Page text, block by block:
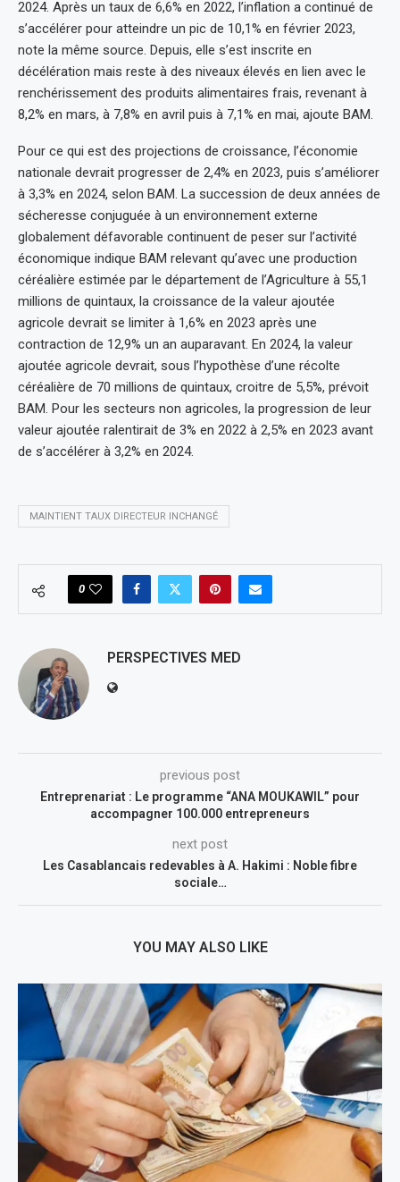
2024. Après un taux de 6,6% en 2022, l’inflation a continué de
s’accélérer pour atteindre un pic de 10,1% en février 2023,
note la même source. Depuis, elle s’est inscrite en
décélération mais reste à des niveaux élevés en lien avec le
renchérissement des produits alimentaires frais, revenant à
8,2% en mars, à 7,8% en avril puis à 7,1% en mai, ajoute BAM.
Pour ce qui est des projections de croissance, l’économie
nationale devrait progresser de 2,4% en 2023, puis s’améliorer
à 3,3% en 2024, selon BAM. La succession de deux années de
sécheresse conjuguée à un environnement externe
globalement défavorable continuent de peser sur l’activité
économique indique BAM relevant qu’avec une production
céréalière estimée par le département de l’Agriculture à 55,1
millions de quintaux, la croissance de la valeur ajoutée
agricole devrait se limiter à 1,6% en 2023 après une
contraction de 12,9% un an auparavant. En 2024, la valeur
ajoutée agricole devrait, sous l’hypothèse d’une récolte
céréalière de 70 millions de quintaux, croitre de 5,5%, prévoit
BAM. Pour les secteurs non agricoles, la progression de leur
valeur ajoutée ralentirait de 3% en 2022 à 2,5% en 2023 avant
de s’accélérer à 3,2% en 2024.
MAINTIENT TAUX DIRECTEUR INCHANGÉ
0
PERSPECTIVES MED
previous post
Entreprenariat : Le programme “ANA MOUKAWIL” pour
accompagner 100.000 entrepreneurs
next post
Les Casablancais redevables à A. Hakimi : Noble fibre
sociale…
YOU MAY ALSO LIKE